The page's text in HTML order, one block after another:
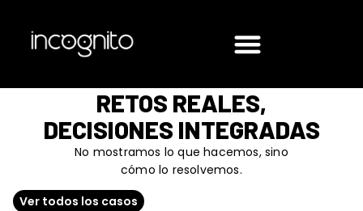
RETOS REALES,
DECISIONES INTEGRADAS
No mostramos lo que hacemos, sino
cómo lo resolvemos.
Ver todos los casos